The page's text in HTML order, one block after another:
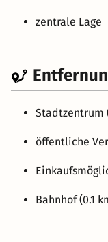
zentrale Lage
Stadtzentrum
öffentliche
Bahnhof (0.1